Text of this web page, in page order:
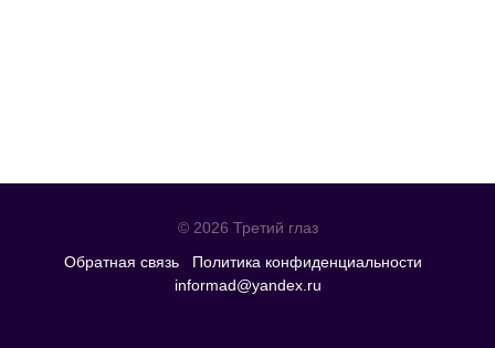
© 2026 Третий глаз
Обратная связь
Политика конфиденциальности
informad@yandex.ru